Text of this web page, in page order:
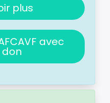
plus
avec